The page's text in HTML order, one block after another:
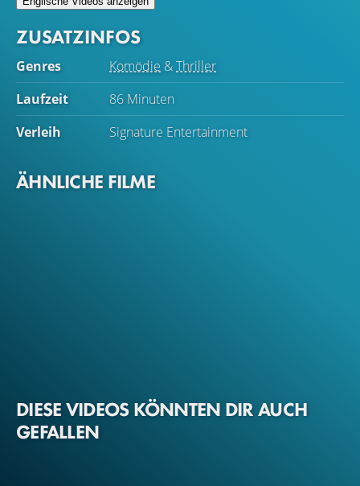
ZUSATZINFOS
Genres Komödie &Thriller
Laufzeit
86 Minuten
Verleih
Signature Entertainment
ÄHNLICHE FILME
DIESE VIDEOS KÖNNTEN DIR AUCH
GEFALLEN